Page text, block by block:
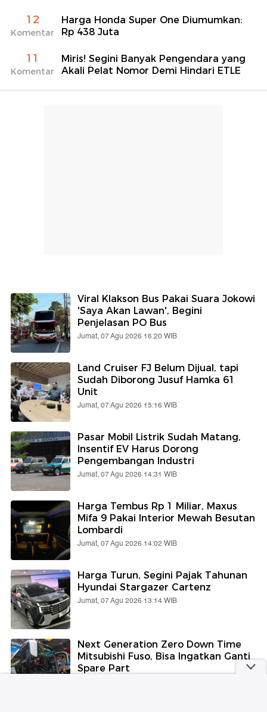
12
Komentar
Harga Honda Super One Diumumkan:
Rp 438 Juta
11
Komentar
Miris! Segini Banyak Pengendara yang
Akali Pelat Nomor Demi Hindari ETLE
Viral Klakson Bus Pakai Suara Jokowi
'Saya Akan Lawan', Begini
Penjelasan PO Bus
Jumat, 07 Agu 2026 16:20 WIB
Land Cruiser FJ Belum Dijual, tapi
Sudah Diborong Jusuf Hamka 61
Unit
Jumat, 07 Agu 2026 15:16 WIB
Pasar Mobil Listrik Sudah Matang,
Insentif EV Harus Dorong
Pengembangan Industri
Jumat, 07 Agu 2026 14:31 WIB
Harga Tembus Rp 1 Miliar, Maxus
Mifa 9 Pakai Interior Mewah Besutan
Lombardi
Jumat, 07 Agu 2026 14:02 WIB
Harga Turun, Segini Pajak Tahunan
Hyundai Stargazer Cartenz
Jumat, 07 Agu 2026 13:14 WIB
Next Generation Zero Down Time
Mitsubishi Fuso, Bisa Ingatkan Ganti
Spare Part